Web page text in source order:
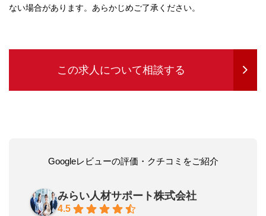
ない場合があります。あらかじめご了承ください。
この求人について相談する
Googleレビューの評価・クチコミをご紹介
みらい人材サポート株式会社
4.5